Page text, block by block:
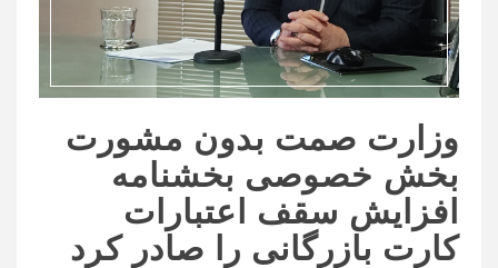
وزارت صمت بدون مشورت
بخش خصوصی بخشنامه
افزایش سقف اعتبارات
کارت بازرگانی را صادر کرد